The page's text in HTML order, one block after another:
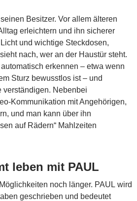
Besitzer. Vor allem älteren
erleichtern und ihn sicherer
und wichtige Steckdosen,
nach, wer an der Haustür steht.
erkennen – etwa wenn
Sturz bewusstlos ist – und
verständigen. Nebenbei
Kommunikation mit Angehörigen,
und man kann über ihn
auf Rädern“ Mahlzeiten
leben mit PAUL
noch länger. PAUL wird
geschrieben und bedeutet